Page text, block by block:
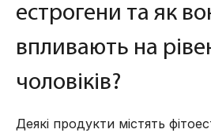
естрогени та як
впливають на
чоловіків?
Деякі продукти містять